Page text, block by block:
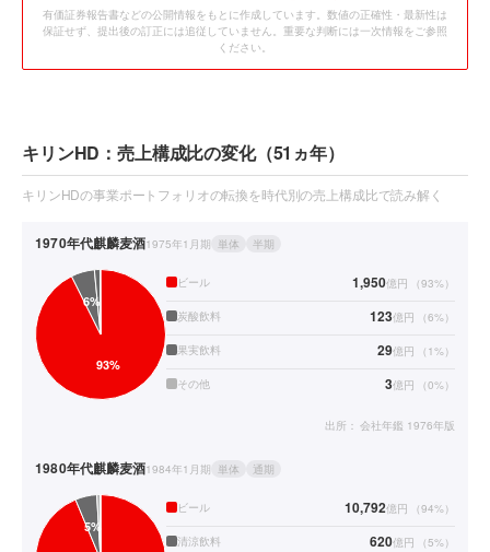
有価証券報告書などの公開情報をもとに作成しています。数値の正確性・最新性は
保証せず、提出後の訂正には追従していません。重要な判断には一次情報をご参照
ください。
キリンHD：売上構成比の変化（51ヵ年）
キリンHDの事業ポートフォリオの転換を時代別の売上構成比で読み解く
1970年代麒麟麦酒1975年1月期 単体 半期
ビール 1,950億円 （93%）
炭酸飲料 123億円 （6%）
果実飲料 29億円 （ 1%）
その他 3億円 （0%）
出所： 会社年鑑 1976年版
1980年代麒麟麦酒1984年1月期 単体 通期
ビール 10,792億円 （94%）
清涼飲料 620億円 （5%）